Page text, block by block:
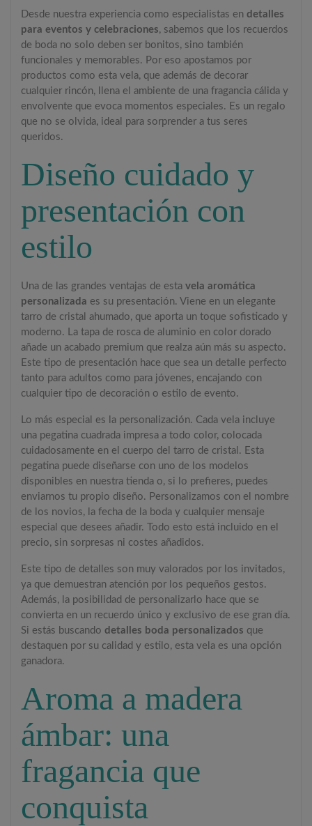
Desde nuestra experiencia como especialistas endetalles
para eventos y celebraciones, sabemos que los recuerdos
de boda no solo deben ser bonitos, sino también
funcionales y memorables. Por eso apostamos por
productos como esta vela, que además de decorar
cualquier rincón, llena el ambiente de una fragancia cálida y
envolvente que evoca momentos especiales. Es un regalo
que no se olvida, ideal para sorprender a tus seres
queridos.
Diseño cuidado y
presentación con
estilo
Una de las grandes ventajas de estavela aromática
personalizada es su presentación. Viene en un elegante
tarro de cristal ahumado, que aporta un toque sofisticado y
moderno. La tapa de rosca de aluminio en color dorado
añade un acabado premium que realza aún más su aspecto.
Este tipo de presentación hace que sea un detalle perfecto
tanto para adultos como para jóvenes, encajando con
cualquier tipo de decoración o estilo de evento.
Lo más especial es la personalización. Cada vela incluye
una pegatina cuadrada impresa a todo color, colocada
cuidadosamente en el cuerpo del tarro de cristal. Esta
pegatina puede diseñarse con uno de los modelos
disponibles en nuestra tienda o, si lo prefieres, puedes
enviarnos tu propio diseño. Personalizamos con el nombre
de los novios, la fecha de la boda y cualquier mensaje
especial que desees añadir. Todo esto está incluido en el
precio, sin sorpresas ni costes añadidos.
Este tipo de detalles son muy valorados por los invitados,
ya que demuestran atención por los pequeños gestos.
Además, la posibilidad de personalizarlo hace que se
convierta en un recuerdo único y exclusivo de ese gran día.
Si estás buscandodetalles boda personalizados que
destaquen por su calidad y estilo, esta vela es una opción
ganadora.
Aroma a madera
ámbar: una
fragancia que
conquista